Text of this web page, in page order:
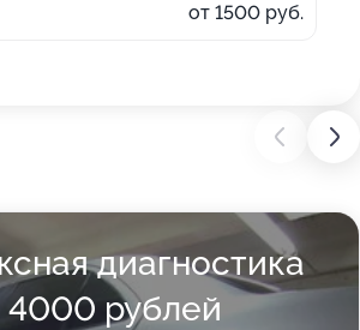
от 1500 руб.
диагностика
4000 рублей